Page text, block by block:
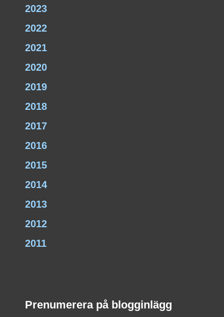
2023
2022
2021
2020
2019
2018
2017
2016
2015
2014
2013
2012
2011
Prenumerera på blogginlägg